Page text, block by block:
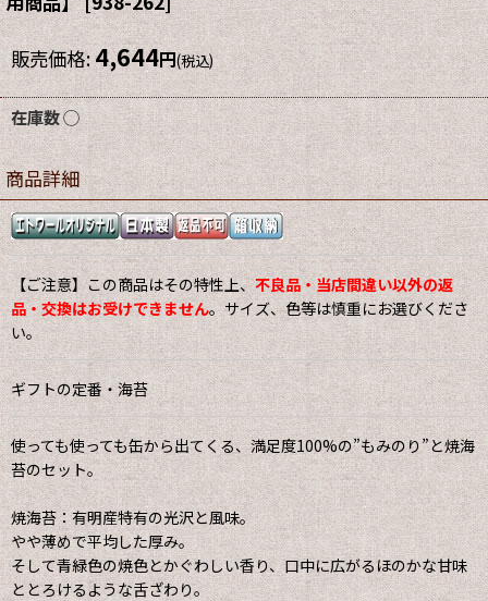
販売価格:4,644円(税込)
在庫数 ◯
商品詳細
【ご注意】この商品はその特性上、不良品・当店間違い以外の返
品・交換はお受けできません。サイズ、色等は慎重にお選びくださ
い。
ギフトの定番・海苔
使っても使っても缶から出てくる、満足度100%の”もみのり”と焼海
苔のセット。
焼海苔：有明産特有の光沢と風味。
やや薄めで平均した厚み。
そして青緑色の焼色とかぐわしい香り、口中に広がるほのかな甘味
ととろけるような舌ざわり。